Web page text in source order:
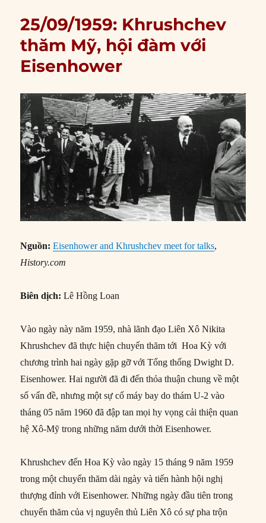
25/09/1959: Khrushchev
thăm Mỹ, hội đàm với
Eisenhower
Nguồn: Eisenhower and Khrushchev meet for talks,
History.com
Biên dịch: Lê Hồng Loan
Vào ngày này năm 1959, nhà lãnh đạo Liên Xô Nikita
Khrushchev đã thực hiện chuyến thăm tới Hoa Kỳ với
chương trình hai ngày gặp gỡ với Tổng thống Dwight D.
Eisenhower. Hai người đã đi đến thỏa thuận chung về một
số vấn đề, nhưng một sự cố máy bay do thám U-2 vào
tháng 05 năm 1960 đã đập tan mọi hy vọng cải thiện quan
hệ Xô-Mỹ trong những năm dưới thời Eisenhower.
Khrushchev đến Hoa Kỳ vào ngày 15 tháng 9 năm 1959
trong một chuyến thăm dài ngày và tiến hành hội nghị
thượng đỉnh với Eisenhower. Những ngày đầu tiên trong
chuyến thăm của vị nguyên thủ Liên Xô có sự pha trộn